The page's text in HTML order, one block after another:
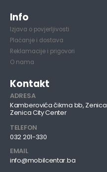
Info
Izjava o povjerljivosti
Plaćanje i dostava
Reklamacije i prigovori
O nama
Kontakt
ADRESA
Kamberovića čikma bb, Zenica
Zenica City Center
TELEFON
032 201-330
EMAIL
info@mobilcentar.ba